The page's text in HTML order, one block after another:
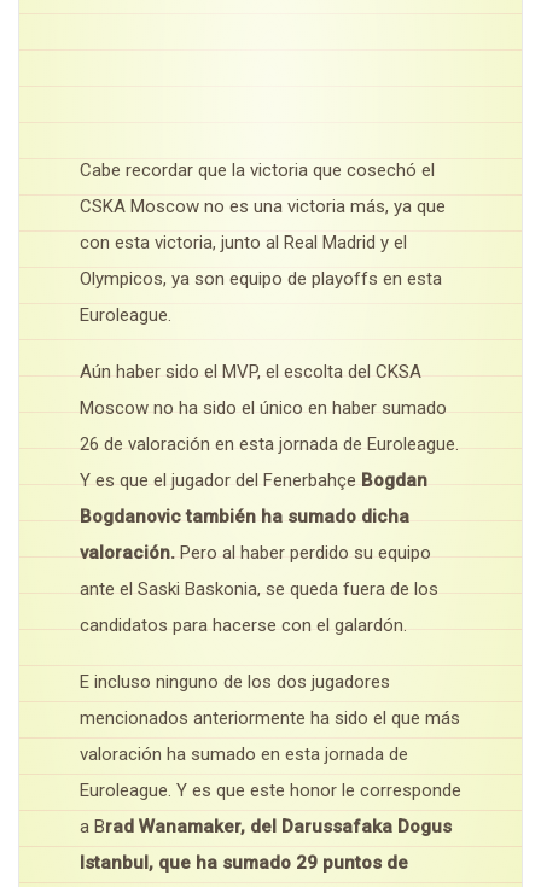
Cabe recordar que la victoria que cosechó el
CSKA Moscow no es una victoria más, ya que
con esta victoria, junto al Real Madrid y el
Olympicos, ya son equipo de playoffs en esta
Euroleague.
Aún haber sido el MVP, el escolta del CKSA
Moscow no ha sido el único en haber sumado
26 de valoración en esta jornada de Euroleague.
Y es que el jugador del Fenerbahçe Bogdan
Bogdanovic también ha sumado dicha
valoración. Pero al haber perdido su equipo
ante el Saski Baskonia, se queda fuera de los
candidatos para hacerse con el galardón.
E incluso ninguno de los dos jugadores
mencionados anteriormente ha sido el que más
valoración ha sumado en esta jornada de
Euroleague. Y es que este honor le corresponde
a Brad Wanamaker, del Darussafaka Dogus
Istanbul, que ha sumado 29 puntos de